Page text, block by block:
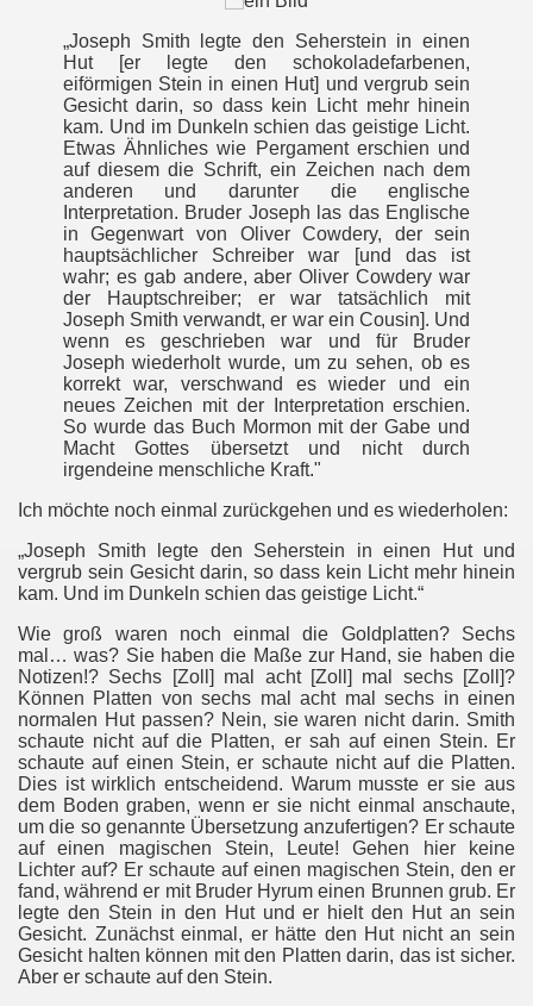
„Joseph Smith legte den Seherstein in einen
Hut [er legte den schokoladefarbenen,
eiförmigen Stein in einen Hut] und vergrub sein
Gesicht darin, so dass kein Licht mehr hinein
kam. Und im Dunkeln schien das geistige Licht.
Etwas Ähnliches wie Pergament erschien und
auf diesem die Schrift, ein Zeichen nach dem
anderen und darunter die englische
Interpretation. Bruder Joseph las das Englische
in Gegenwart von Oliver Cowdery, der sein
hauptsächlicher Schreiber war [und das ist
wahr; es gab andere, aber Oliver Cowdery war
der Hauptschreiber; er war tatsächlich mit
Joseph Smith verwandt, er war ein Cousin]. Und
wenn es geschrieben war und für Bruder
Joseph wiederholt wurde, um zu sehen, ob es
korrekt war, verschwand es wieder und ein
neues Zeichen mit der Interpretation erschien.
So wurde das Buch Mormon mit der Gabe und
Macht Gottes übersetzt und nicht durch
irgendeine menschliche Kraft."
Ich möchte noch einmal zurückgehen und es wiederholen:
„Joseph Smith legte den Seherstein in einen Hut und
vergrub sein Gesicht darin, so dass kein Licht mehr hinein
kam. Und im Dunkeln schien das geistige Licht.“
Wie groß waren noch einmal die Goldplatten? Sechs
mal… was? Sie haben die Maße zur Hand, sie haben die
Notizen!? Sechs [Zoll] mal acht [Zoll] mal sechs [Zoll]?
Können Platten von sechs mal acht mal sechs in einen
normalen Hut passen? Nein, sie waren nicht darin. Smith
schaute nicht auf die Platten, er sah auf einen Stein. Er
schaute auf einen Stein, er schaute nicht auf die Platten.
Dies ist wirklich entscheidend. Warum musste er sie aus
dem Boden graben, wenn er sie nicht einmal anschaute,
um die so genannte Übersetzung anzufertigen? Er schaute
auf einen magischen Stein, Leute! Gehen hier keine
Lichter auf? Er schaute auf einen magischen Stein, den er
fand, während er mit Bruder Hyrum einen Brunnen grub. Er
legte den Stein in den Hut und er hielt den Hut an sein
Gesicht. Zunächst einmal, er hätte den Hut nicht an sein
Gesicht halten können mit den Platten darin, das ist sicher.
Aber er schaute auf den Stein.